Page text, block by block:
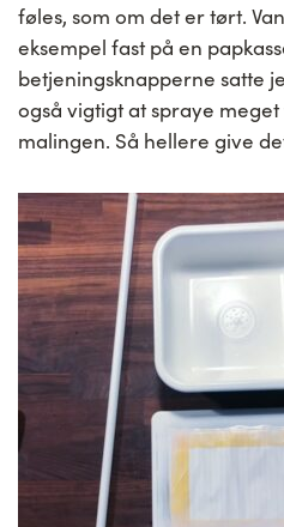
føles, som om det er tørt.
eksempel fast på en
betjeningsknapperne satte
også vigtigt at spraye
malingen. Så hellere give